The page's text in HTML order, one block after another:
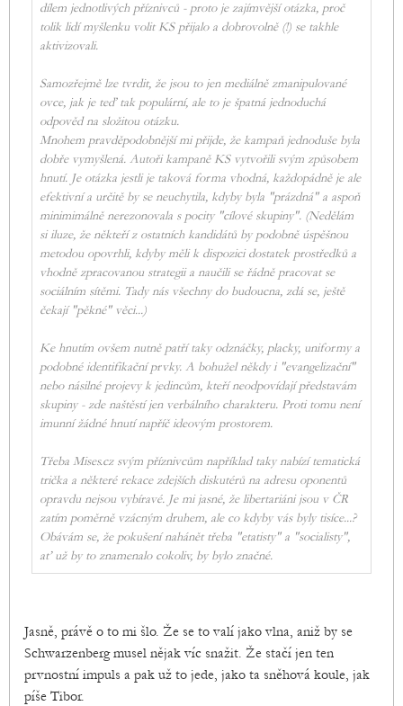
dílem jednotlivých příznivců - proto je zajímvější otázka, proč
tolik lidí myšlenku volit KS přijalo a dobrovolně (!) se takhle
aktivizovali.
Samozřejmě lze tvrdit, že jsou to jen mediálně zmanipulované
ovce, jak je teď tak populární, ale to je špatná jednoduchá
odpověd na složitou otázku.
Mnohem pravděpodobnější mi přijde, že kampaň jednoduše byla
dobře vymyšlená. Autoři kampaně KS vytvořili svým způsobem
hnutí. Je otázka jestli je taková forma vhodná, každopádně je ale
efektivní a určitě by se neuchytila, kdyby byla "prázdná" a aspoň
minimimálně nerezonovala s pocity "cílové skupiny". (Nedělám
si iluze, že někteří z ostatních kandidátů by podobně úspěšnou
metodou opovrhli, kdyby měli k dispozici dostatek prostředků a
vhodně zpracovanou strategii a naučili se řádně pracovat se
sociálním sítěmi. Tady nás všechny do budoucna, zdá se, ještě
čekají "pěkné" věci...)
Ke hnutím ovšem nutně patří taky odznáčky, placky, uniformy a
podobné identifikační prvky. A bohužel někdy i "evangelizační"
nebo násilné projevy k jedincům, kteří neodpovídají představám
skupiny - zde naštěstí jen verbálního charakteru. Proti tomu není
imunní žádné hnutí napříč ideovým prostorem.
Třeba Mises.cz svým příznivcům například taky nabízí tematická
trička a některé rekace zdejších diskutérů na adresu oponentů
opravdu nejsou vybíravé. Je mi jasné, že libertariáni jsou v ČR
zatím poměrně vzácným druhem, ale co kdyby vás byly tisíce...?
Obávám se, že pokušení nahánět třeba "etatisty" a "socialisty",
ať už by to znamenalo cokoliv, by bylo značné.
Jasně, právě o to mi šlo. Že se to valí jako vlna, aniž by se
Schwarzenberg musel nějak víc snažit. Že stačí jen ten
prvnostní impuls a pak už to jede, jako ta sněhová koule, jak
píše Tibor.